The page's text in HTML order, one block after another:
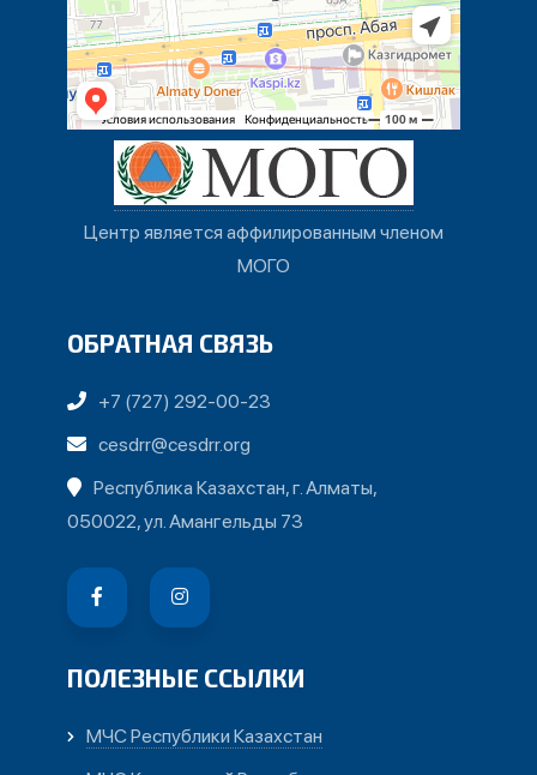
Центр является аффилированным членом
МОГО
ОБРАТНАЯ СВЯЗЬ
+7 (727) 292-00-23
cesdrr@cesdrr.org
Республика Казахстан, г. Алматы,
050022, ул. Амангельды 73
ПОЛЕЗНЫЕ ССЫЛКИ
МЧС Республики Казахстан